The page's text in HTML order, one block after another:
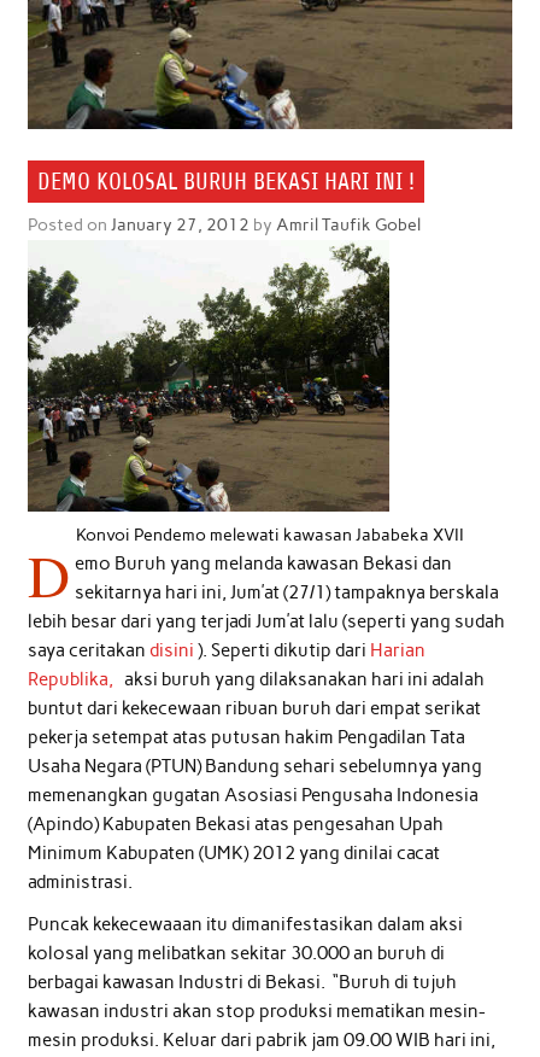
DEMO KOLOSAL BURUH BEKASI HARI INI !
Posted on January 27, 2012 by Amril Taufik Gobel
Konvoi Pendemo melewati kawasan Jababeka XVII
D emo Buruh yang melanda kawasan Bekasi dan
sekitarnya hari ini, Jum’at (27/1) tampaknya berskala
lebih besar dari yang terjadi Jum’at lalu (seperti yang sudah
saya ceritakan disini ). Seperti dikutip dari Harian
Republika, aksi buruh yang dilaksanakan hari ini adalah
buntut dari kekecewaan ribuan buruh dari empat serikat
pekerja setempat atas putusan hakim Pengadilan Tata
Usaha Negara (PTUN) Bandung sehari sebelumnya yang
memenangkan gugatan Asosiasi Pengusaha Indonesia
(Apindo) Kabupaten Bekasi atas pengesahan Upah
Minimum Kabupaten (UMK) 2012 yang dinilai cacat
administrasi.
Puncak kekecewaaan itu dimanifestasikan dalam aksi
kolosal yang melibatkan sekitar 30.000 an buruh di
berbagai kawasan Industri di Bekasi. “Buruh di tujuh
kawasan industri akan stop produksi mematikan mesin-
mesin produksi. Keluar dari pabrik jam 09.00 WIB hari ini,